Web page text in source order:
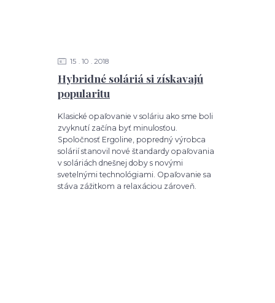
Hybridné soláriá si získavajú
popularitu
15 10 2018
Klasické opaľovanie v soláriu ako sme boli
zvyknutí začína byť minulosťou.
Spoločnosť Ergoline, popredný výrobca
solárií stanovil nové štandardy opaľovania
v soláriách dnešnej doby s novými
svetelnými technológiami. Opaľovanie sa
stáva zážitkom a relaxáciou zároveň.